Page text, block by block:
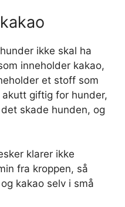
ikke skal ha
inneholder kakao,
et stoff som
giftig for hunder,
skade hunden, og
klarer ikke
fra kroppen, så
kakao selv i små